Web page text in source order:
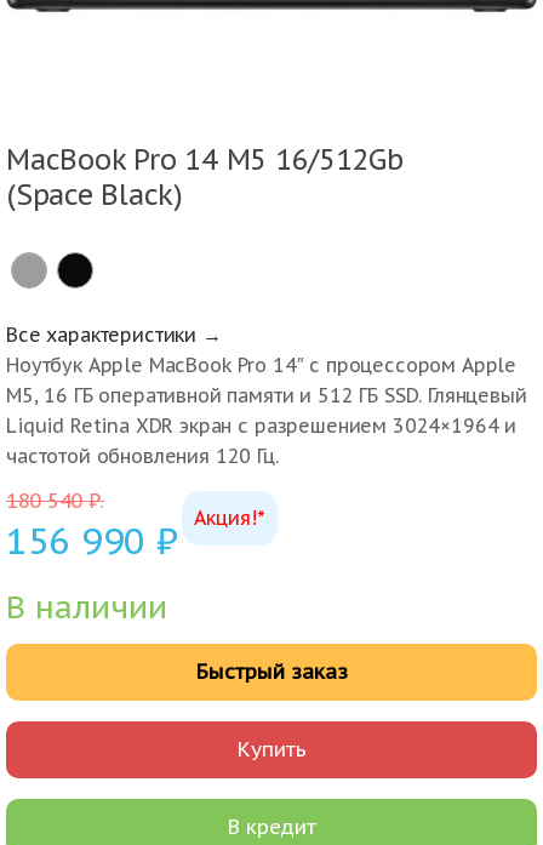
MacBook Pro 14 M5 16/512Gb
(Space Black)
Все характеристики →
Ноутбук Apple MacBook Pro 14″ с процессором Apple
M5, 16 ГБ оперативной памяти и 512 ГБ SSD. Глянцевый
Liquid Retina XDR экран с разрешением 3024×1964 и
частотой обновления 120 Гц.
Акция!*
180 540₽.
156 990 ₽
В наличии
Купить
Быстрый заказ
В кредит